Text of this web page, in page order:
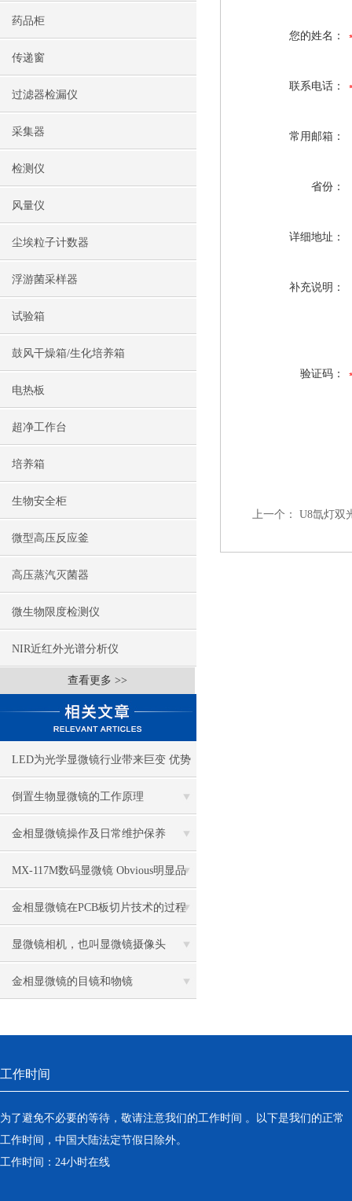
药品柜
传递窗
过滤器检漏仪
采集器
检测仪
风量仪
尘埃粒子计数器
浮游菌采样器
试验箱
鼓风干燥箱/生化培养箱
电热板
超净工作台
培养箱
生物安全柜
微型高压反应釜
高压蒸汽灭菌器
微生物限度检测仪
NIR近红外光谱分析仪
查看更多 >>
LED为光学显微镜行业带来巨变 优势
比传统卤素更明显
倒置生物显微镜的工作原理
金相显微镜操作及日常维护保养
MX-117M数码显微镜 Obvious明显品
牌值得推荐
金相显微镜在PCB板切片技术的过程
控制中的作用
显微镜相机，也叫显微镜摄像头
金相显微镜的目镜和物镜
您的姓名：
联系电话：
常用邮箱：
省份：
详细地址：
补充说明：
验证码：
上一个： U8氙灯双
工作时间
为了避免不必要的等待，敬请注意我们的工作时间 。以下是我们的正常
工作时间，中国大陆法定节假日除外。
工作时间：24小时在线